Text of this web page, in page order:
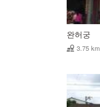
완허궁
3.75 km